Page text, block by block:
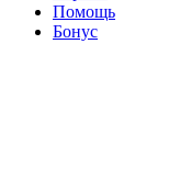
Помощь
Бонус